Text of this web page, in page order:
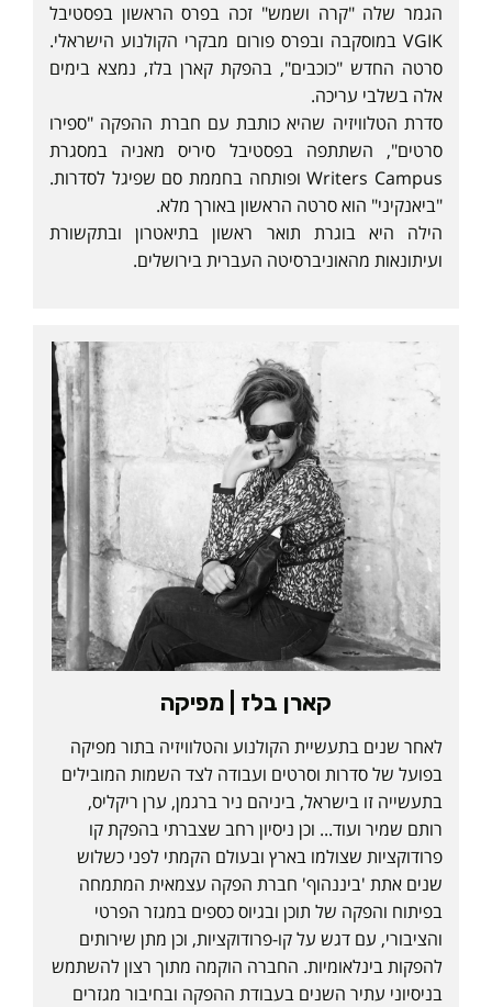
הגמר שלה "קרה ושמש" זכה בפרס הראשון בפסטיבל
VGIK במוסקבה ובפרס פורום מבקרי הקולנוע הישראלי.
סרטה החדש "כוכבים", בהפקת קארן בלז, נמצא בימים
אלה בשלבי עריכה.
סדרת הטלוויזיה שהיא כותבת עם חברת ההפקה "ספירו
סרטים", השתתפה בפסטיבל סיריס מאניה במסגרת
Writers Campus ופותחה בחממת סם שפיגל לסדרות.
"ביאנקיני" הוא סרטה הראשון באורך מלא.
הילה היא בוגרת תואר ראשון בתיאטרון ובתקשורת
ועיתונאות מהאוניברסיטה העברית בירושלים.
קארן בלז | מפיקה
לאחר שנים בתעשיית הקולנוע והטלוויזיה בתור מפיקה
בפועל של סדרות וסרטים ועבודה לצד השמות המובילים
בתעשייה זו בישראל, ביניהם ניר ברגמן, ערן ריקליס,
רותם שמיר ועוד... וכן ניסיון רחב שצברתי בהפקת קו
פרודוקציות שצולמו בארץ ובעולם הקמתי לפני כשלוש
שנים אתת 'ביננהוף' חברת הפקה עצמאית המתמחה
בפיתוח והפקה של תוכן ובגיוס כספים במגזר הפרטי
והציבורי, עם דגש על קו-פרודוקציות, וכן מתן שירותים
להפקות בינלאומיות. החברה הוקמה מתוך רצון להשתמש
בניסיוני עתיר השנים בעבודת ההפקה ובחיבור מגזרים